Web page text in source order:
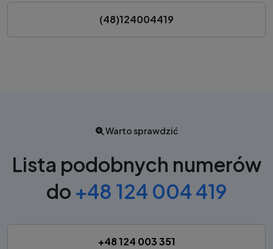
(48)124004419
Warto sprawdzić
Lista podobnych numerów
do +48 124 004 419
+48 124 003 351